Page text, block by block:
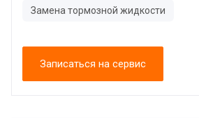
Замена тормозной жидкости
Записаться на сервис